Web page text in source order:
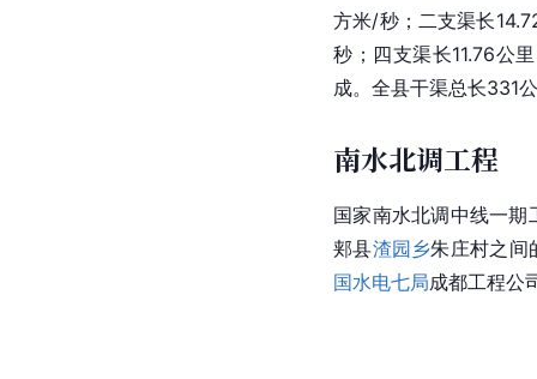
方米/秒；二支渠长
秒；四支渠长11.76公
成。全县干渠总长331
南水北调工程
国家南水北调中线一期
郏县渣园乡朱庄村之间
国水电七局成都工程公